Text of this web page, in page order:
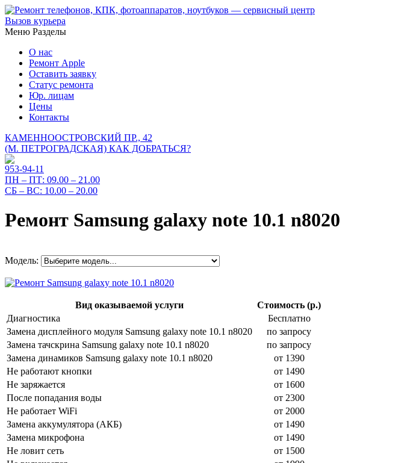
Вызов курьера
Меню Разделы
О нас
Ремонт Apple
Оставить заявку
Статус ремонта
Юр. лицам
Цены
Контакты
КАМЕННООСТРОВСКИЙ ПР., 42
(М. ПЕТРОГРАДСКАЯ) КАК ДОБРАТЬСЯ?
953-94-11
ПН – ПТ: 09.00 – 21.00
СБ – ВС: 10.00 – 20.00
Ремонт Samsung galaxy note 10.1 n8020
Модель:
Вид оказываемой услуги
Стоимость (р.)
Диагностика
Бесплатно
Замена дисплейного модуля Samsung galaxy note 10.1 n8020
по запросу
Замена тачскрина Samsung galaxy note 10.1 n8020
по запросу
Замена динамиков Samsung galaxy note 10.1 n8020
от 1390
Не работают кнопки
от 1490
Не заряжается
от 1600
После попадания воды
от 2300
Не работает WiFi
от 2000
Замена аккумулятора (АКБ)
от 1490
Замена микрофона
от 1490
Не ловит сеть
от 1500